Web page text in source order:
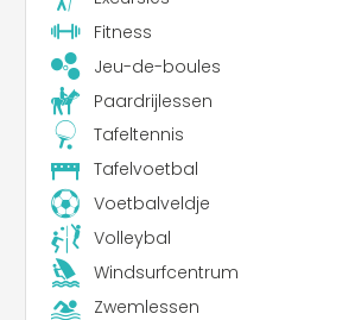
Fitness
Jeu-de-boules
Paardrijlessen
Tafeltennis
Tafelvoetbal
Voetbalveldje
Volleybal
Windsurfcentrum
Zwemlessen